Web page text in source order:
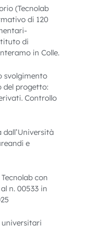
(Tecnolab
di 120
di
in Colle.
svolgimento
del progetto:
Controllo
e
con
n. 00533 in